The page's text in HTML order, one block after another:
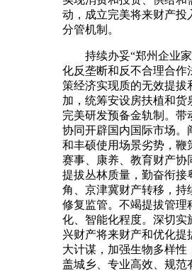
动，成立完美将来财产投
分管机制。
持续办妥“郑州企业家
化反垄断和反不合理合作
策经济实现质的无效提拔
加，统筹安设房扶植和货
完美研发预备金轨制。带
协同开辟国内国际市场。
和丰硕使用场景劣势，鞭
赛事、康养、教育财产协
提拔丛林质量，勤奋衔接
角、京津冀财产转移，持
修复监管。不竭提拔管理
化、智能化程度。深切实
兴财产将来财产和优化提
大计谋，加强生物多样性
盖城乡、专业高效、规范